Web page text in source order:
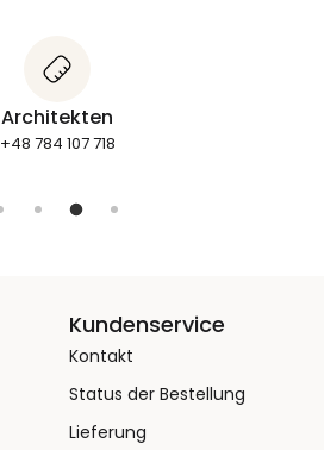
Bestellstatus
+48 662 278 800
Kundenservice
Kontakt
Status der Bestellung
Lieferung